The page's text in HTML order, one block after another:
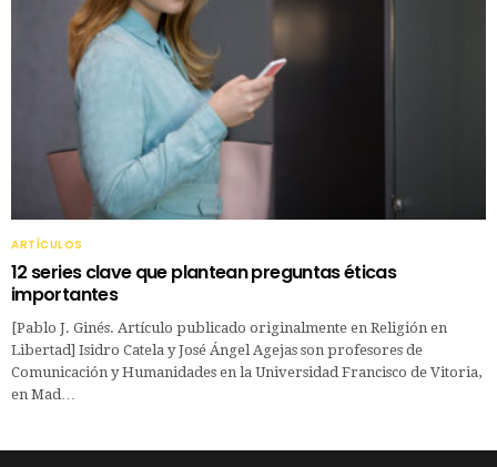
ARTÍCULOS
12 series clave que plantean preguntas éticas
importantes
[Pablo J. Ginés. Artículo publicado originalmente en Religión en
Libertad] Isidro Catela y José Ángel Agejas son profesores de
Comunicación y Humanidades en la Universidad Francisco de Vitoria,
en Mad…